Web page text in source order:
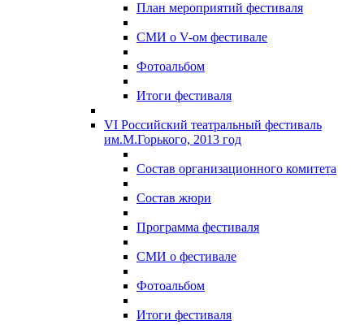
План мероприятий фестиваля
СМИ о V-ом фестивале
Фотоальбом
Итоги фестиваля
VI Российский театральный фестиваль
им.М.Горького, 2013 год
Состав организационного комитета
Состав жюри
Программа фестиваля
СМИ о фестивале
Фотоальбом
Итоги фестиваля